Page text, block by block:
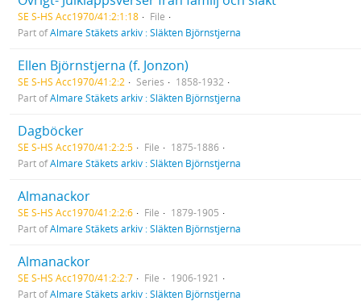
SE S-HS Acc1970/41:2:1:18
File
Part ofAlmare Stäkets arkiv : Släkten Björnstjerna
Ellen Björnstjerna (f. Jonzon)
SE S-HS Acc1970/41:2:2 Series
1858-1932
Part ofAlmare Stäkets arkiv : Släkten Björnstjerna
Dagböcker
SE S-HS Acc1970/41:2:2:5 File
1875-1886
Part ofAlmare Stäkets arkiv : Släkten Björnstjerna
Almanackor
SE S-HS Acc1970/41:2:2:6 File
1879-1905
Part ofAlmare Stäkets arkiv : Släkten Björnstjerna
Almanackor
SE S-HS Acc1970/41:2:2:7 File
1906-1921
Part ofAlmare Stäkets arkiv : Släkten Björnstjerna